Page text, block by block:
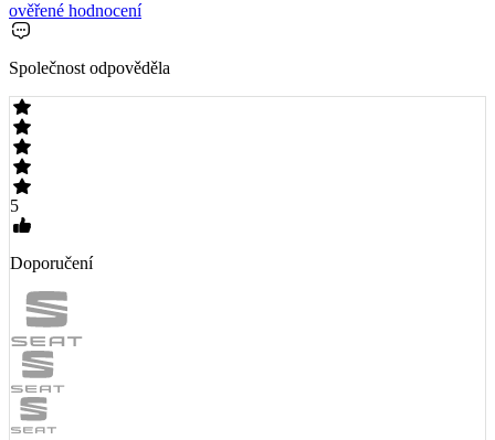
ověřené hodnocení
Společnost odpověděla
5
Doporučení